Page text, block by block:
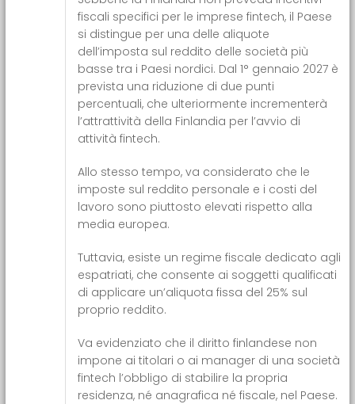
fiscali specifici per le imprese fintech, il Paese
si distingue per una delle aliquote
dell’imposta sul reddito delle società più
basse tra i Paesi nordici. Dal 1° gennaio 2027 è
prevista una riduzione di due punti
percentuali, che ulteriormente incrementerà
l’attrattività della Finlandia per l’avvio di
attività fintech.
Allo stesso tempo, va considerato che le
imposte sul reddito personale e i costi del
lavoro sono piuttosto elevati rispetto alla
media europea.
Tuttavia, esiste un regime fiscale dedicato agli
espatriati, che consente ai soggetti qualificati
di applicare un’aliquota fissa del 25% sul
proprio reddito.
Va evidenziato che il diritto finlandese non
impone ai titolari o ai manager di una società
fintech l’obbligo di stabilire la propria
residenza, né anagrafica né fiscale, nel Paese.